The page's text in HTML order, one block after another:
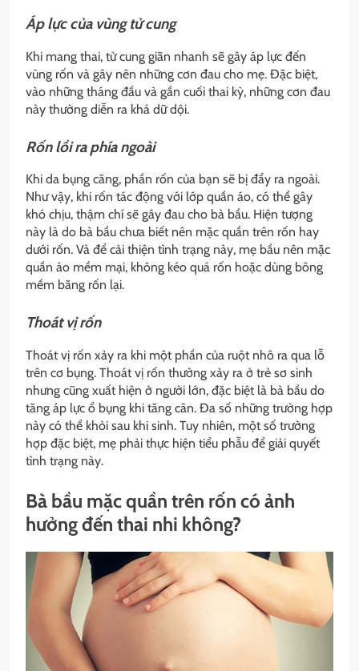
Áp lực của vùng tử cung
Khi mang thai, tử cung giãn nhanh sẽ gây áp lực đến
vùng rốn và gây nên những cơn đau cho mẹ. Đặc biệt,
vào những tháng đầu và gần cuối thai kỳ, những cơn đau
này thường diễn ra khá dữ dội.
Rốn lồi ra phía ngoài
Khi da bụng căng, phần rốn của bạn sẽ bị đẩy ra ngoài.
Như vậy, khi rốn tác động với lớp quần áo, có thể gây
khó chịu, thậm chí sẽ gây đau cho bà bầu. Hiện tượng
này là do bà bầu chưa biết nên mặc quần trên rốn hay
dưới rốn. Và để cải thiện tình trạng này, mẹ bầu nên mặc
quần áo mềm mại, không kéo quá rốn hoặc dùng bông
mềm băng rốn lại.
Thoát vị rốn
Thoát vị rốn xảy ra khi một phần của ruột nhô ra qua lỗ
trên cơ bụng. Thoát vị rốn thường xảy ra ở trẻ sơ sinh
nhưng cũng xuất hiện ở người lớn, đặc biệt là bà bầu do
tăng áp lực ổ bụng khi tăng cân. Đa số những trường hợp
này có thể khỏi sau khi sinh. Tuy nhiên, một số trường
hợp đặc biệt, mẹ phải thực hiện tiểu phẫu để giải quyết
tình trạng này.
Bà bầu mặc quần trên rốn có ảnh
hưởng đến thai nhi không?